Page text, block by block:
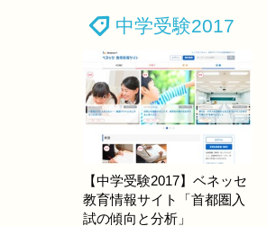
中学受験2017
【中学受験2017】ベネッセ
教育情報サイト「首都圏入
試の傾向と分析」